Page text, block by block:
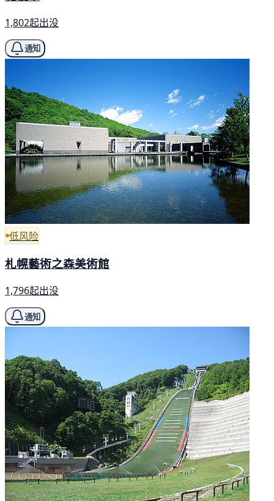
1,802起出没
通知
低风险
札幌藝術之森美術館
1,796起出没
通知